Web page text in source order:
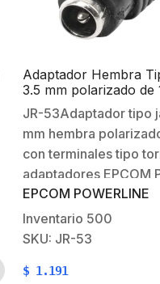
Adaptador Hembra
3.5 mm polarizado de
Terminales Tipo
Polarizado (+/-) /
Cámaras de CCTV.
JR-53Adaptador tipo
mm hembra
con terminales tipo
adaptadores EPCOM
tipo jack de 3.5 mm
polarizados de 12 Vcd,
ampliamente
para realizar
EPCOM POWERLINE
Inventario 500
SKU: JR-53
$ 1.191